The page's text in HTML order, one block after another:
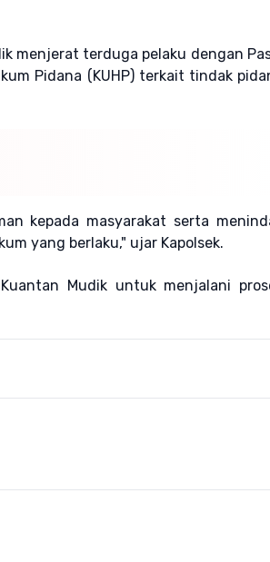
menjerat terduga pelaku dengan
Pidana (KUHP) terkait tindak
kepada masyarakat serta
yang berlaku," ujar Kapolsek.
Mudik untuk menjalani